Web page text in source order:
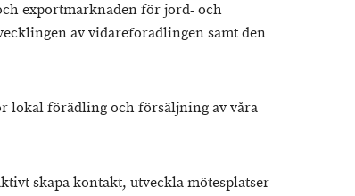
exportmarknaden för jord- och
av vidareförädlingen samt den
lokal förädling och försäljning av våra
skapa kontakt, utveckla mötesplatser